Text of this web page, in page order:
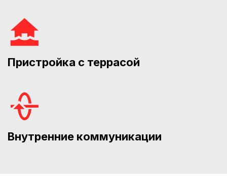
Пристройка с террасой
Внутренние коммуникации